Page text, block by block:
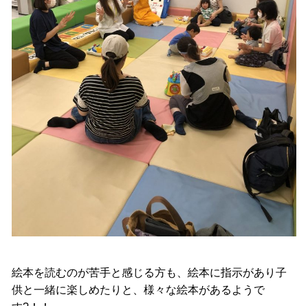
絵本を読むのが苦手と感じる方も、絵本に指示があり子
供と一緒に楽しめたりと、様々な絵本があるようで